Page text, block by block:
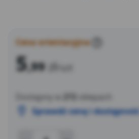
Cena orientacyjna
5,99 zł
Dostępny w
sklepach
Sprawdź cenę i dostępność